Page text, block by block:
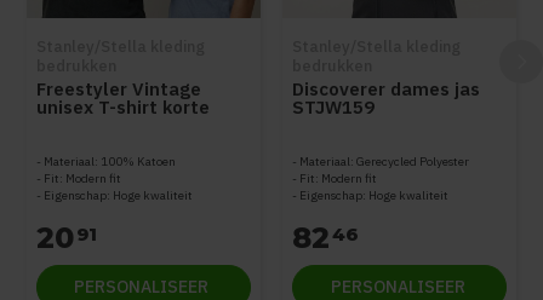
Freestyler Vintage
unisex T-shirt korte
Materiaal: 100% Katoen
Fit: Modern fit
Eigenschap: Hoge kwaliteit
2091
PERSONALISEER
Discoverer dames jas
STJW159
Materiaal: Gerecycled Polyester
Fit: Modern fit
Eigenschap: Hoge kwaliteit
8246
PERSONALISEER